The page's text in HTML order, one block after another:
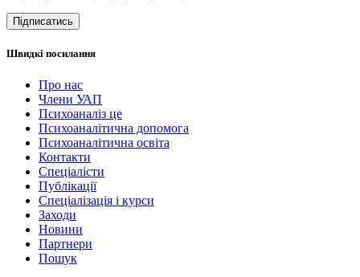
Підписатись
Швидкі посилання
Про нас
Члени УАП
Психоаналіз це
Психоаналітична допомога
Психоаналітична освіта
Контакти
Спеціалісти
Публікації
Cпеціалізація і курси
Заходи
Новини
Партнери
Пошук